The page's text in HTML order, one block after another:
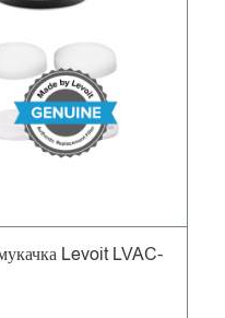
Levoit LVAC-